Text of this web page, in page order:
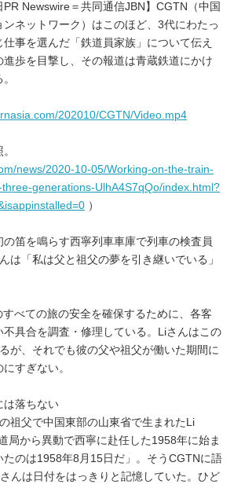
PR Newswire＝共同通信JBN】CGTN（中国
ネットワーク）はこのほど、3代にわたっ
事を選んだ「鉄道員家族」について伝え
歩を目撃し、その報道は青蔵鉄道にかけ
202010/CGTN/Video.mp4
news/2020-10-05/Working-on-the-train-
generations-UlhA4S7qQo/index.html?
）
笛を鳴らす西寧列車車庫で列車の検査員
は「私は父と祖父の夢を引き継いでいる」
べての旅の安全を確保するために、各客
具合を調査・修理している。Liさんはこの
が、それでも彼の父や祖父が働いた期間に
すぎない。
落ちない
祖父で中国東部の山東省で生まれたLi
局から異動で西寧に赴任した1958年に始ま
たのは1958年8月15日だ」。そうCGTNに語
んは日付をはっきりと記憶していた。ひど